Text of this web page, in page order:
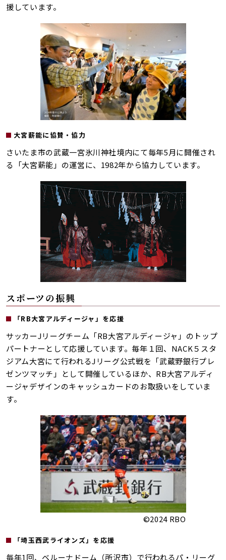
援しています。
大宮薪能に協賛・協力
さいたま市の武蔵一宮氷川神社境内にて毎年5月に開催され
る「大宮薪能」の運営に、1982年から協力しています。
スポーツの振興
「RB大宮アルディージャ」を応援
サッカーJリーグチーム「RB大宮アルディージャ」のトップ
パートナーとして応援しています。毎年１回、NACK５スタ
ジアム大宮にて行われるJリーグ公式戦を「武蔵野銀行プレ
ゼンツマッチ」として開催しているほか、RB大宮アルディ
ージャデザインのキャッシュカードのお取扱いをしていま
す。
©2024 RBO
「埼玉西武ライオンズ」を応援
毎年1回、ベルーナドーム（所沢市）で行われるパ・リーグ